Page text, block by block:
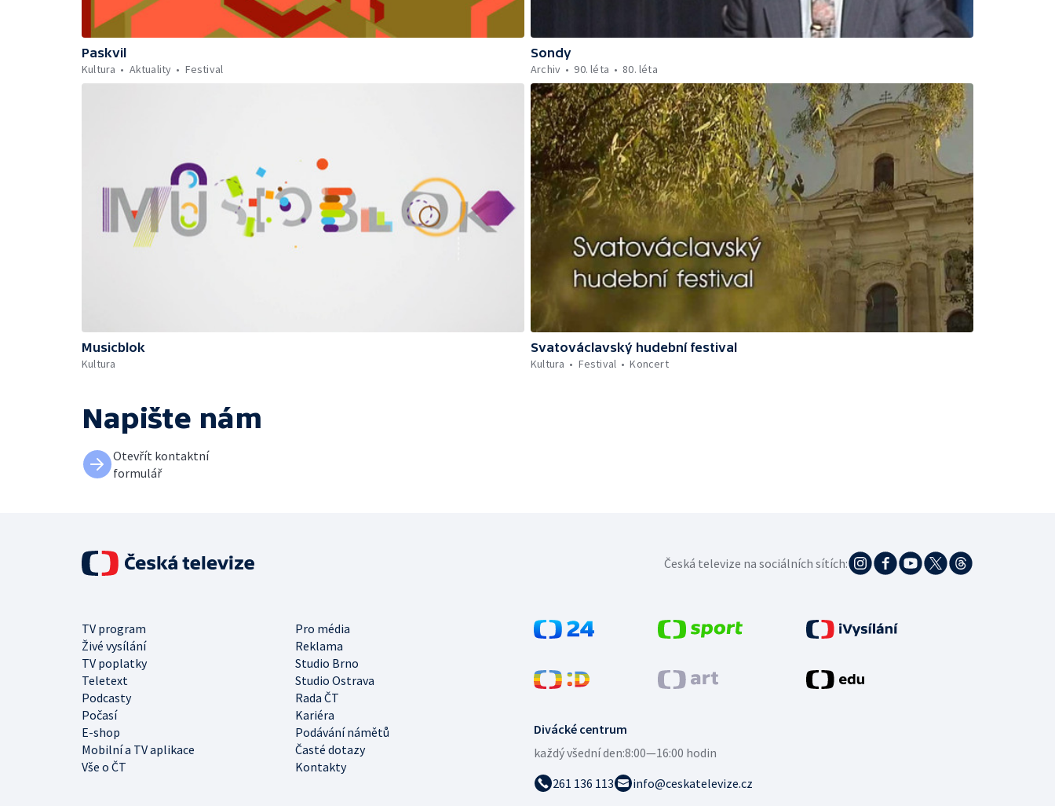
Paskvil
Kultura
Aktuality Festival
Sondy
Archiv
90. léta 80. léta
Musicblok
Kultura
Svatováclavský hudební festival
Kultura
Festival Koncert
Napište nám
Otevřít kontaktní
formulář
Divácké centrum
každý všední den:8:00—16:00 hodin
261 136 113
info@ceskatelevize.cz
TV program
Pro média
Živé vysílání
Reklama
TV poplatky
Studio Brno
Teletext
Studio Ostrava
Podcasty
Rada ČT
Počasí
Kariéra
E-shop
Podávání námětů
Mobilní a TV aplikace
Časté dotazy
Vše o ČT
Kontakty
Česká televize na sociálních sítích: